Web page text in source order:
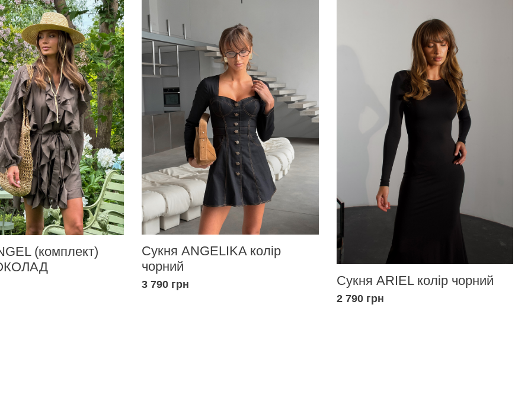
(комплект)
Сукня ANGELIKA колір
чорний
3 790 грн Сукня ARIEL колір чорний
2 790 грн